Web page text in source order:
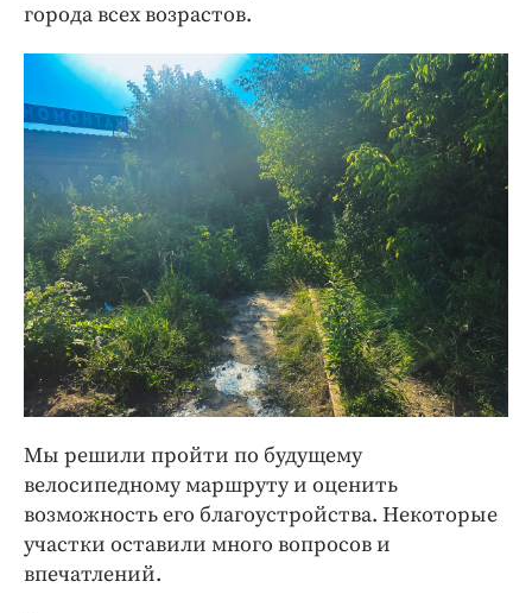
города всех возрастов.
Мы решили пройти по будущему
велосипедному маршруту и оценить
возможность его благоустройства. Некоторые
участки оставили много вопросов и
впечатлений.